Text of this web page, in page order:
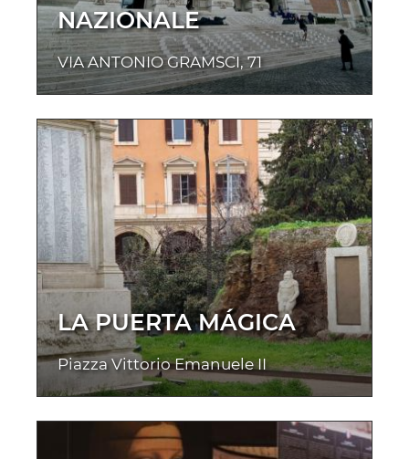
NAZIONALE
VIA ANTONIO GRAMSCI, 71
LA PUERTA MÁGICA
Piazza Vittorio Emanuele II